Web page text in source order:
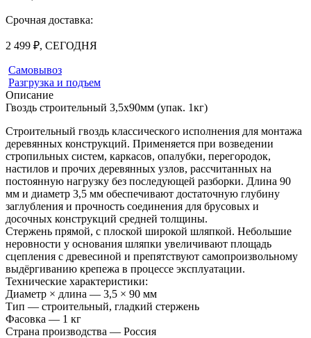
Срочная доставка:
2 499 ₽, СЕГОДНЯ
Самовывоз
Разгрузка и подъем
Описание
Гвоздь строительный 3,5х90мм (упак. 1кг)
Строительный гвоздь классического исполнения для монтажа
деревянных конструкций. Применяется при возведении
стропильных систем, каркасов, опалубки, перегородок,
настилов и прочих деревянных узлов, рассчитанных на
постоянную нагрузку без последующей разборки. Длина 90
мм и диаметр 3,5 мм обеспечивают достаточную глубину
заглубления и прочность соединения для брусовых и
досочных конструкций средней толщины.
Стержень прямой, с плоской широкой шляпкой. Небольшие
неровности у основания шляпки увеличивают площадь
сцепления с древесиной и препятствуют самопроизвольному
выдёргиванию крепежа в процессе эксплуатации.
Технические характеристики:
Диаметр × длина — 3,5 × 90 мм
Тип — строительный, гладкий стержень
Фасовка — 1 кг
Страна производства — Россия